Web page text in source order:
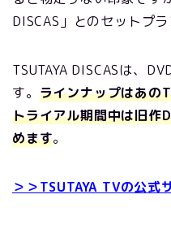
DISCAS」とのセットプ
TSUTAYA DISCASは、
す。 ラインナップはあの
トライアル期間中は旧作
めます。
＞＞TSUTAYA TVの公式